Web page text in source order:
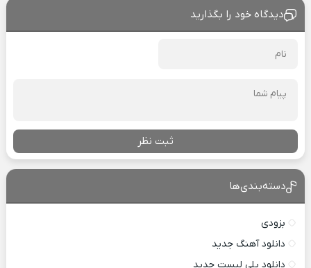
دیدگاه خود را بگذارید
ثبت نظر
دسته‌بندی‌ها
بزودی
دانلود آهنگ جدید
دانلود پلی لیست جدید